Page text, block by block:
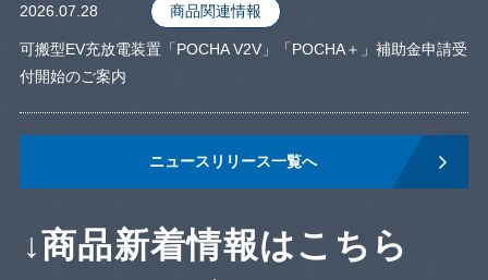
2026.07.28 商品関連情報
可搬型EV充放電装置「POCHA V2V」「POCHA＋」補助金申請受
付開始のご案内
ニュースリリース一覧へ
↓商品新着情報はこちら